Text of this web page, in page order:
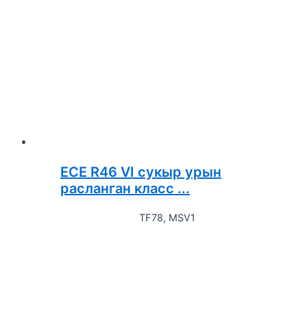
ECE R46 VI сукыр урын
расланган класс ...
TF78, MSV1